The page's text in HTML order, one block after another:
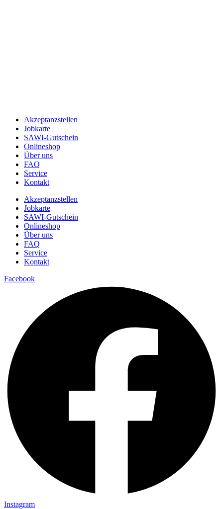
Akzeptanzstellen
Jobkarte
SAWI-Gutschein
Onlineshop
Über uns
FAQ
Service
Kontakt
Akzeptanzstellen
Jobkarte
SAWI-Gutschein
Onlineshop
Über uns
FAQ
Service
Kontakt
Facebook
Instagram